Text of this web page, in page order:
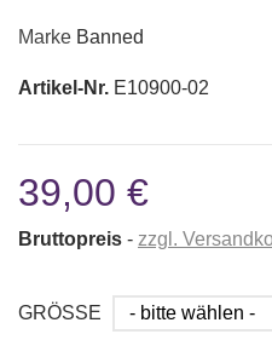
Marke Banned
Artikel-Nr. E10900-02
39,00 €
Bruttopreis zzgl.
GRÖSSE